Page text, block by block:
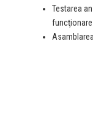
Testarea
funcţionare